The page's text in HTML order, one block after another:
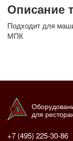
Описание
Подходит для
МПК
для
+7 (495) 225-30-86